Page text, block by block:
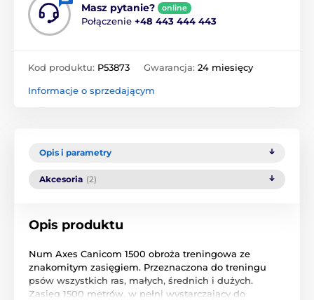
Masz pytanie? online
Połączenie +48 443 444 443
Kod produktu: P53873 Gwarancja: 24 miesięcy
Informacje o sprzedającym
Opis i parametry
Akcesoria (2)
Opis produktu
Num Axes Canicom 1500 obroża treningowa ze
znakomitym zasięgiem. Przeznaczona do treningu
psów wszystkich ras, małych, średnich i dużych.
Zasięg 1500 metrów, w pełni wystarczający do